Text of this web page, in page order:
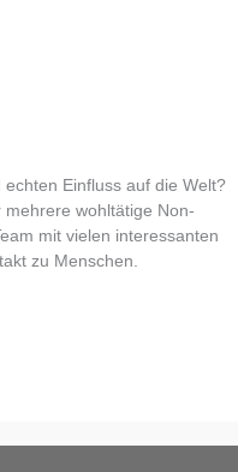
Einfluss auf die Welt?
wohltätige Non-
mit vielen interessanten
zu Menschen.